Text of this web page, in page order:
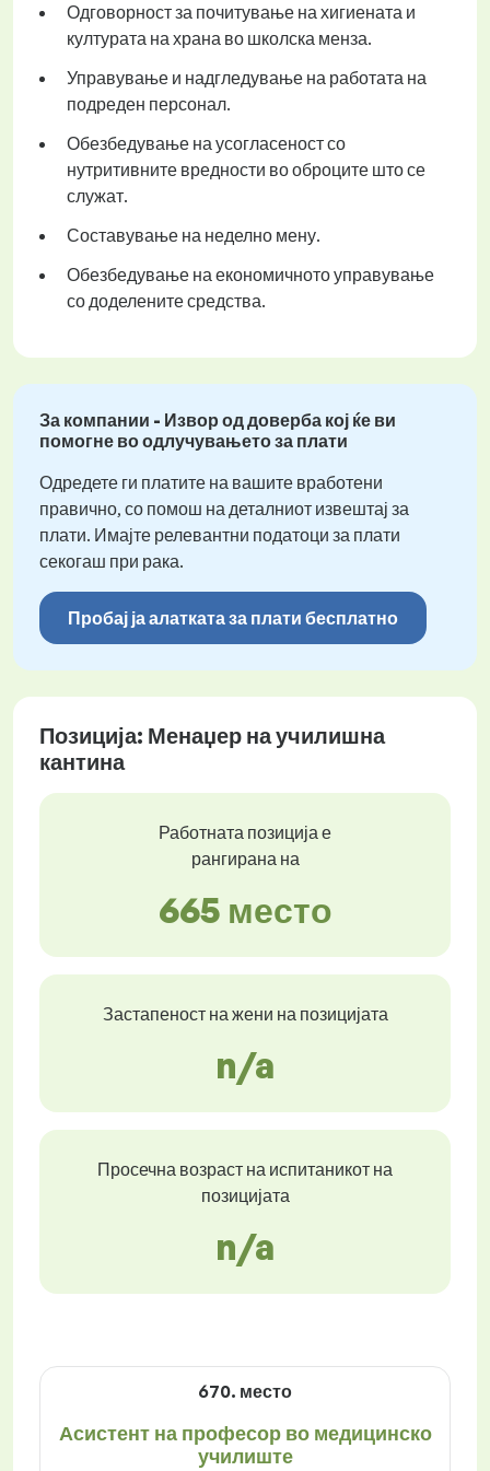
Одговорност за почитување на хигиената и
културата на храна во школска менза.
Управување и надгледување на работата на
подреден персонал.
Обезбедување на усогласеност со
нутритивните вредности во оброците што се
служат.
Составување на неделно мену.
Обезбедување на економичното управување
со доделените средства.
За компании - Извор од доверба кој ќе ви
помогне во одлучувањето за плати
Одредете ги платите на вашите вработени
правично, со помош на деталниот извештај за
плати. Имајте релевантни податоци за плати
секогаш при рака.
Пробај ја алатката за плати бесплатно
Позиција: Менаџер на училишна
кантина
Работната позиција е
рангирана на
665 место
Застапеност на жени на позицијата
n/a
Просечна возраст на испитаникот на
позицијата
n/a
670. место
Асистент на професор во медицинско
училиште